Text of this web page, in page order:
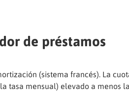
de préstamos
(sistema francés). La
tasa mensual) elevado a menos